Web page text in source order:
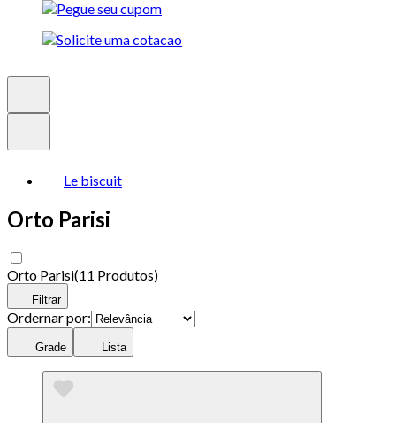
Le biscuit
Orto Parisi
Orto Parisi(11 Produtos)
Filtrar
Ordernar por:
Grade Lista